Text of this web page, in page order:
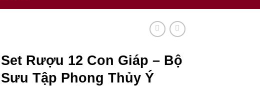
Set Rượu 12 Con Giáp – Bộ
Sưu Tập Phong Thủy Ý